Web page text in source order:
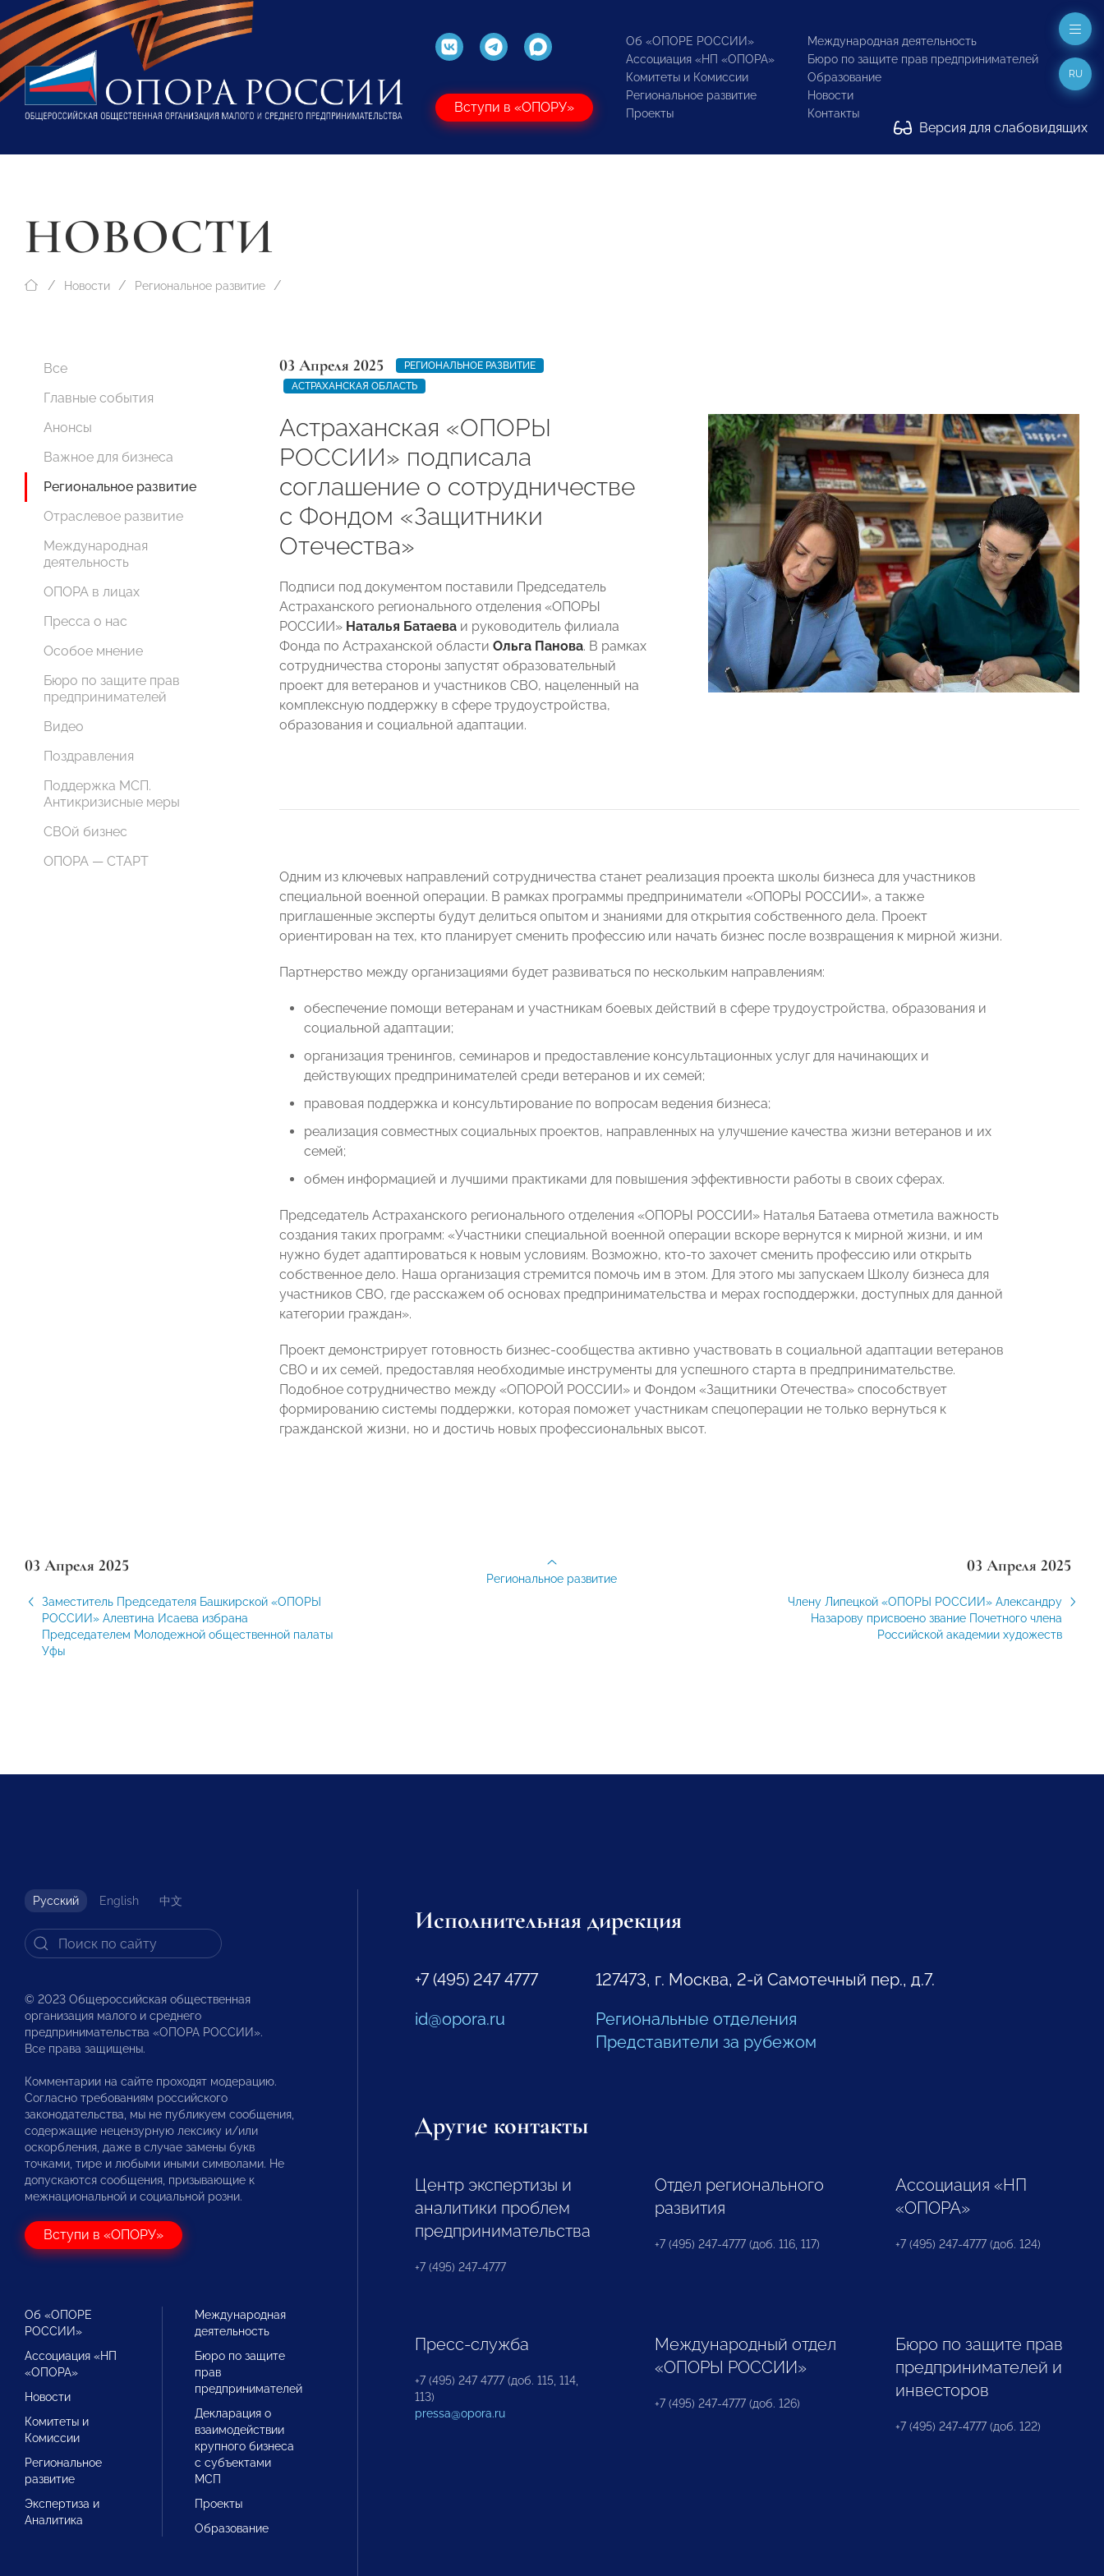
Вступи в «ОПОРУ»
Об «ОПОРЕ РОССИИ»
Ассоциация «НП «ОПОРА»
Комитеты и Комиссии
Региональное развитие
Проекты
Международная деятельность
Бюро по защите прав предпринимателей
Образование
Новости
Контакты
Версия для слабовидящих
RU
НОВОСТИ
Новости Региональное развитие
Все
Главные события
Анонсы
Важное для бизнеса
Региональное развитие
Отраслевое развитие
Международная
деятельность
ОПОРА в лицах
Пресса о нас
Особое мнение
Бюро по защите прав
предпринимателей
Видео
Поздравления
Поддержка МСП.
Антикризисные меры
СВОй бизнес
ОПОРА — СТАРТ
03 Апреля 2025
РЕГИОНАЛЬНОЕ РАЗВИТИЕ
АСТРАХАНСКАЯ ОБЛАСТЬ
Астраханская «ОПОРЫ
РОССИИ» подписала
соглашение о сотрудничестве
с Фондом «Защитники
Отечества»
Подписи под документом поставили Председатель
Астраханского регионального отделения «ОПОРЫ
РОССИИ» Наталья Батаева и руководитель филиала
Фонда по Астраханской области Ольга Панова. В рамках
сотрудничества стороны запустят образовательный
проект для ветеранов и участников СВО, нацеленный на
комплексную поддержку в сфере трудоустройства,
образования и социальной адаптации.
Одним из ключевых направлений сотрудничества станет реализация проекта школы бизнеса для участников
специальной военной операции. В рамках программы предприниматели «ОПОРЫ РОССИИ», а также
приглашенные эксперты будут делиться опытом и знаниями для открытия собственного дела. Проект
ориентирован на тех, кто планирует сменить профессию или начать бизнес после возвращения к мирной жизни.
Партнерство между организациями будет развиваться по нескольким направлениям:
обеспечение помощи ветеранам и участникам боевых действий в сфере трудоустройства, образования и
социальной адаптации;
организация тренингов, семинаров и предоставление консультационных услуг для начинающих и
действующих предпринимателей среди ветеранов и их семей;
правовая поддержка и консультирование по вопросам ведения бизнеса;
реализация совместных социальных проектов, направленных на улучшение качества жизни ветеранов и их
семей;
обмен информацией и лучшими практиками для повышения эффективности работы в своих сферах.
Председатель Астраханского регионального отделения «ОПОРЫ РОССИИ» Наталья Батаева отметила важность
создания таких программ: «Участники специальной военной операции вскоре вернутся к мирной жизни, и им
нужно будет адаптироваться к новым условиям. Возможно, кто-то захочет сменить профессию или открыть
собственное дело. Наша организация стремится помочь им в этом. Для этого мы запускаем Школу бизнеса для
участников СВО, где расскажем об основах предпринимательства и мерах господдержки, доступных для данной
категории граждан».
Проект демонстрирует готовность бизнес-сообщества активно участвовать в социальной адаптации ветеранов
СВО и их семей, предоставляя необходимые инструменты для успешного старта в предпринимательстве.
Подобное сотрудничество между «ОПОРОЙ РОССИИ» и Фондом «Защитники Отечества» способствует
формированию системы поддержки, которая поможет участникам спецоперации не только вернуться к
гражданской жизни, но и достичь новых профессиональных высот.
03 Апреля 2025
Заместитель Председателя Башкирской «ОПОРЫ
РОССИИ» Алевтина Исаева избрана
Председателем Молодежной общественной палаты
Уфы
03 Апреля 2025
Члену Липецкой «ОПОРЫ РОССИИ» Александру
Назарову присвоено звание Почетного члена
Российской академии художеств
Региональное развитие
Русский English 中文
© 2023 Общероссийская общественная
организация малого и среднего
предпринимательства «ОПОРА РОССИИ».
Все права защищены.
Комментарии на сайте проходят модерацию.
Согласно требованиям российского
законодательства, мы не публикуем сообщения,
содержащие нецензурную лексику и/или
оскорбления, даже в случае замены букв
точками, тире и любыми иными символами. Не
допускаются сообщения, призывающие к
межнациональной и социальной розни.
Вступи в «ОПОРУ»
Об «ОПОРЕ
РОССИИ»
Ассоциация «НП
«ОПОРА»
Новости
Комитеты и
Комиссии
Региональное
развитие
Экспертиза и
Аналитика
Международная
деятельность
Бюро по защите
прав
предпринимателей
Декларация о
взаимодействии
крупного бизнеса
с субъектами
МСП
Проекты
Образование
Исполнительная дирекция
+7 (495) 247 4777
id@opora.ru
127473, г. Москва, 2-й Самотечный пер., д.7.
Региональные отделения
Представители за рубежом
Другие контакты
Центр экспертизы и
аналитики проблем
предпринимательства
+7 (495) 247-4777
Отдел регионального
развития
+7 (495) 247-4777 (доб. 116, 117)
Ассоциация «НП
«ОПОРА»
+7 (495) 247-4777 (доб. 124)
Пресс-служба
+7 (495) 247 4777 (доб. 115, 114,
113)
pressa@opora.ru
Международный отдел
«ОПОРЫ РОССИИ»
+7 (495) 247-4777 (доб. 126)
Бюро по защите прав
предпринимателей и
инвесторов
+7 (495) 247-4777 (доб. 122)